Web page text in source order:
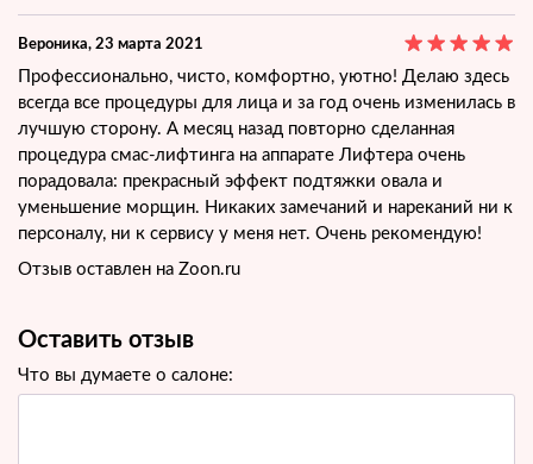
Вероника, 23 марта 2021
Профессионально, чисто, комфортно, уютно! Делаю здесь
всегда все процедуры для лица и за год очень изменилась в
лучшую сторону. А месяц назад повторно сделанная
процедура смас-лифтинга на аппарате Лифтера очень
порадовала: прекрасный эффект подтяжки овала и
уменьшение морщин. Никаких замечаний и нареканий ни к
персоналу, ни к сервису у меня нет. Очень рекомендую!
Отзыв оставлен на Zoon.ru
Оставить отзыв
Что вы думаете о салоне: